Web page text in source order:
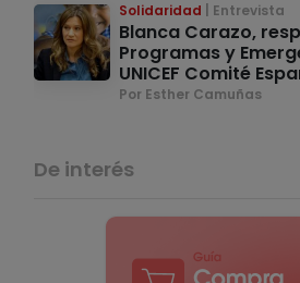
Solidaridad Entrevista
Blanca Carazo,
Programas y
UNICEF Comité
Por Esther Camuñas
De interés